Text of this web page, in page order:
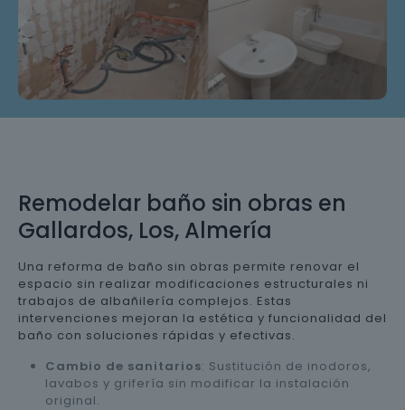
Remodelar baño sin obras en
Gallardos, Los, Almería
Una reforma de baño sin obras permite renovar el
espacio sin realizar modificaciones estructurales ni
trabajos de albañilería complejos. Estas
intervenciones mejoran la estética y funcionalidad del
baño con soluciones rápidas y efectivas.
Cambio de sanitarios: Sustitución de inodoros,
lavabos y grifería sin modificar la instalación
original.